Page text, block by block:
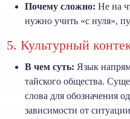
Почему сложно: Не на
нужно учить «с нуля»,
5. Культурный
В чем суть: Язык
тайского общества.
слова для обозначения
зависимости от